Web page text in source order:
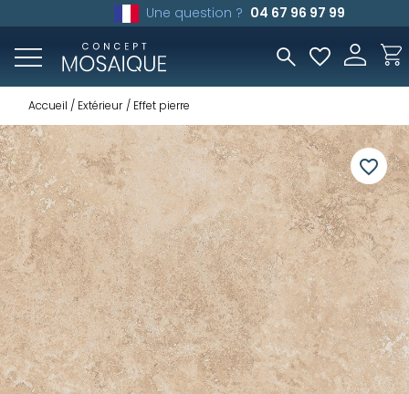
Une question ? 04 67 96 97 99
Accueil Extérieur Effet pierre
favorite_border